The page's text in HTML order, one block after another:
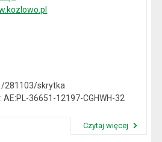
/281103/skrytka
: AE:PL-36651-12197-CGHWH-32
Czytaj więcej